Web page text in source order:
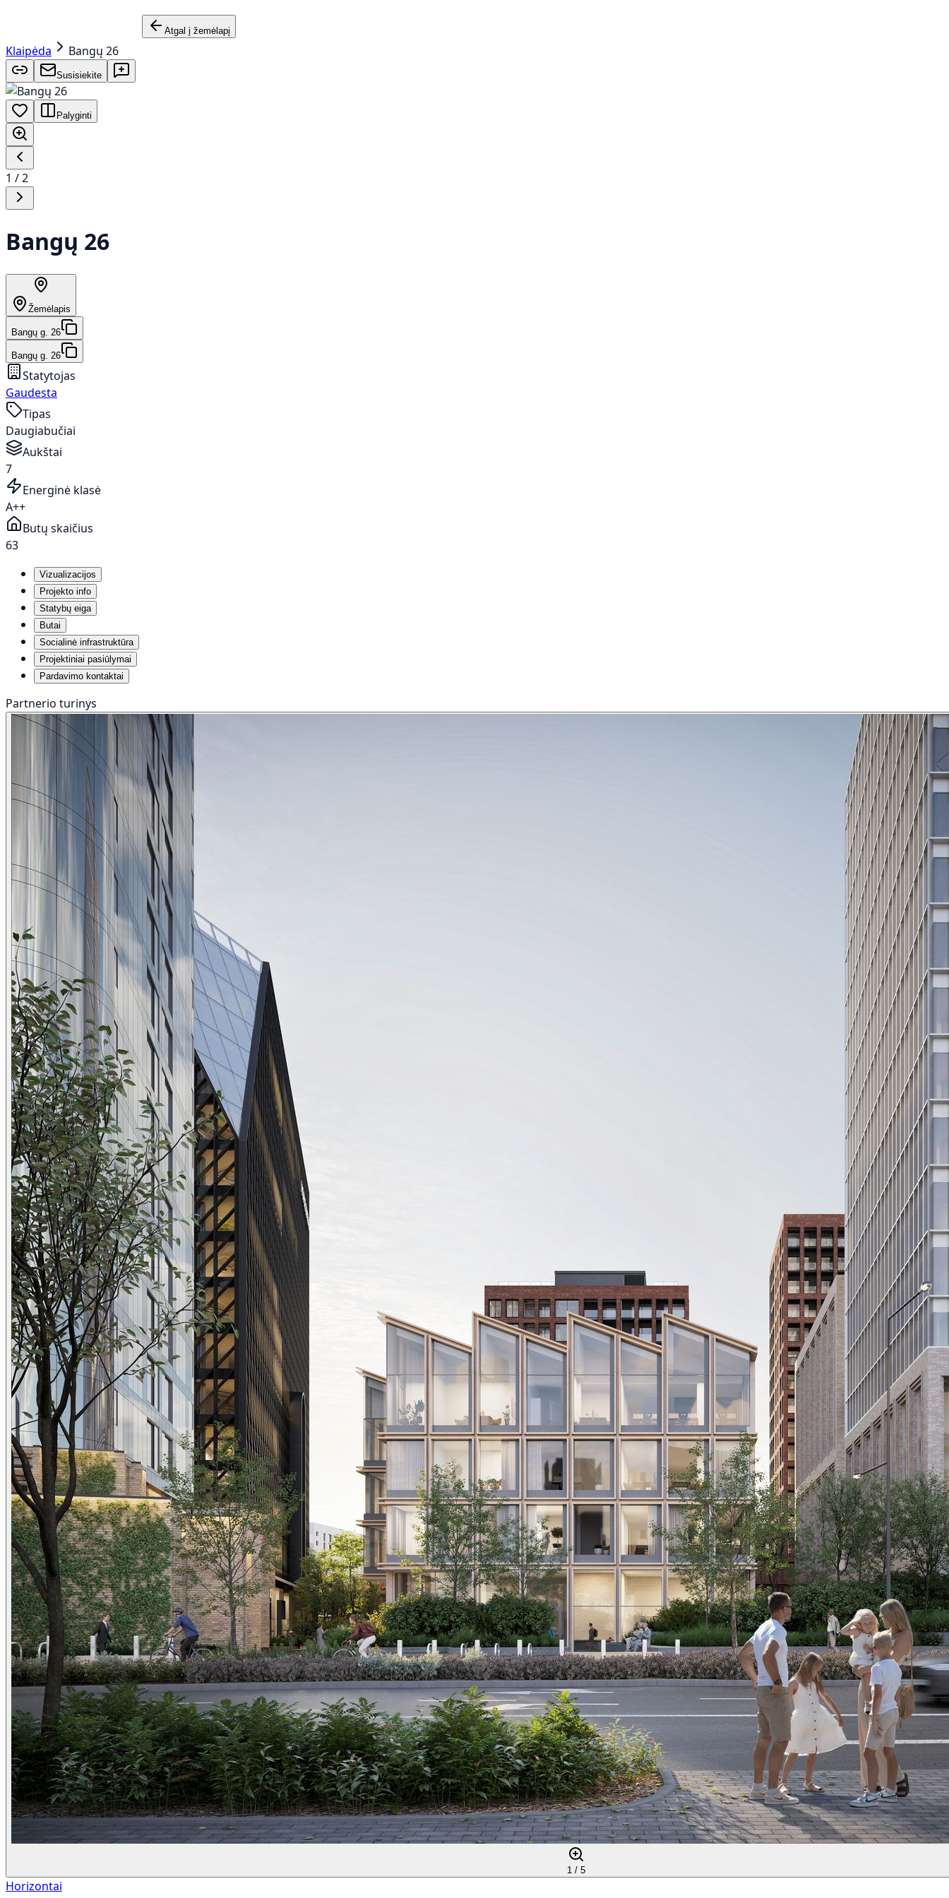
Atgal į žemėlapį
Klaipėda Bangų 26
Susisiekite
Palyginti
1 /2
Bangų 26
Žemėlapis
Bangų g. 26
Bangų g. 26
Statytojas
Gaudesta
Tipas
Daugiabučiai
Aukštai
7
Energinė klasė
A++
Butų skaičius
63
Vizualizacijos
Projekto info
Statybų eiga
Butai
Socialinė infrastruktūra
Projektiniai pasiūlymai
Pardavimo kontaktai
Partnerio turinys
1 / 5
Horizontai